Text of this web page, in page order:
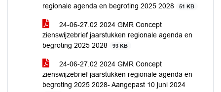
regionale agenda en begroting 2025 2028
51 KB
24-06-27.02 2024 GMR Concept
zienswijzebrief jaarstukken regionale agenda en
begroting 2025 2028
93 KB
24-06-27.02 2024 GMR Concept
zienswijzebrief jaarstukken regionale agenda en
begroting 2025 2028- Aangepast 10 juni 2024